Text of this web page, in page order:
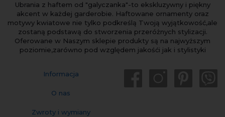
Ubrania z haftem od "galyczanka"-to ekskluzywny i piękny
akcent w każdej garderobie. Haftowane ornamenty oraz
motywy kwiatowe nie tylko podkreślą Twoją wyjątkowość,ale
zostaną podstawą do stworzenia przeróżnych stylizacji.
Oferowane w Naszym sklepie produkty są na najwyższym
poziomie,zarówno pod względem jakośći jak i stylistyki
Informacja
O nas
Zwroty i wymiany